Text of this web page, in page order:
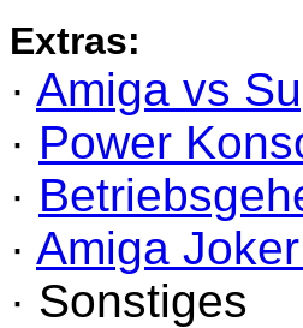
Extras:
· Amiga vs
· Power
·
· Amiga
· Sonstiges